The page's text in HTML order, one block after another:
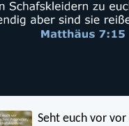
Seht euch vor